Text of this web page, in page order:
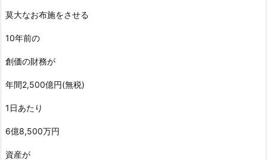
莫大なお布施をさせる
10年前の
創価の財務が
年間2,500億円(無税)
1日あたり
6億8,500万円
資産が